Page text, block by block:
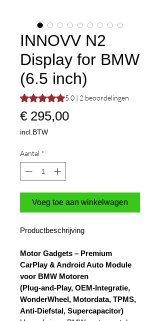
INNOVV N2
Display for BMW
(6.5 inch)
Waardering is 5.0 op vijf sterren op
5.0 | 2 beoordelingen
€ 295,00Prijs
incl.BTW
Aantal *
Voeg toe aan winkelwagen
Productbeschrijving
Motor Gadgets – Premium
CarPlay & Android Auto Module
voor BMW Motoren
(Plug‑and‑Play, OEM‑Integratie,
WonderWheel, Motordata, TPMS,
Anti‑Diefstal, Supercapacitor)